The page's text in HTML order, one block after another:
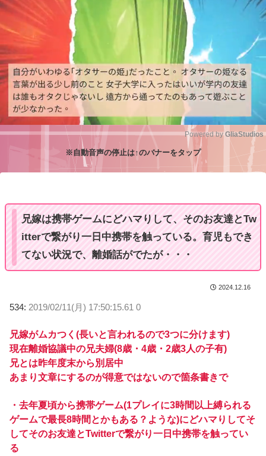
Powered by GliaStudios
※自動音声の停止は↑のバナーをタップ
兄嫁は携帯ゲームにどハマりして、そのお友達とTw
itterで繋がり一日中携帯を触っている。育児もでき
てない状況で、離婚話がでたが・・・
2024.12.16
534: 2019/02/11(月) 17:50:15.61 0
兄嫁がムカつく(長いと言われるので3つに分けます)
現在離婚協議中の兄夫婦(8歳・4歳・2歳3人の子有)
兄とは昨年度末から別居中
あまり文章にするのが得意ではないので箇条書きで
・去年夏頃から携帯ゲーム(1プレイに3時間以上縛られる
ゲームで最長8時間とかもある？ような)にどハマりしてそ
してそのお友達とTwitterで繋がり一日中携帯を触ってい
る